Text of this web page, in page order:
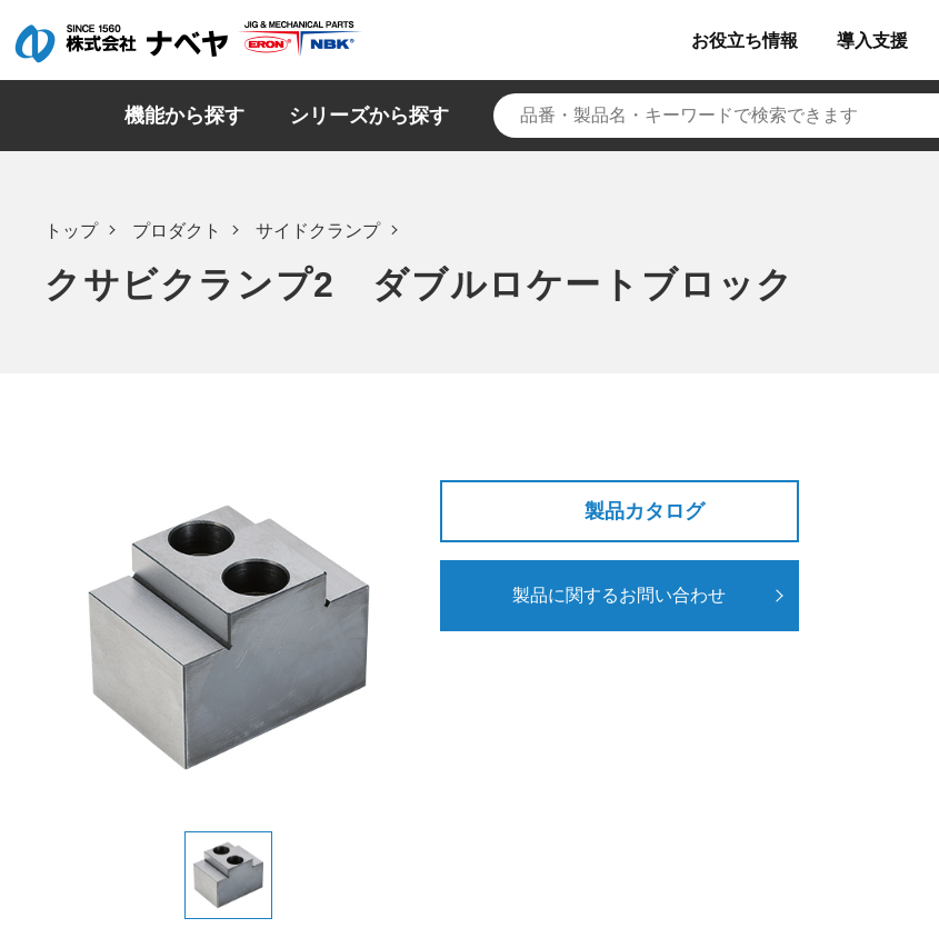
お役立ち情報 導入支援
機能から探す シリーズから探す
トップ プロダクト サイドクランプ
クサビクランプ2 ダブルロケートブロック
製品カタログ
製品に関するお問い合わせ